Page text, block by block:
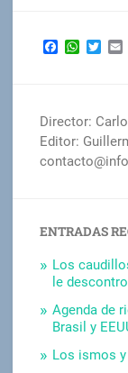
Facebook
Director:
Editor:
ENTRADAS
Los
le
Agenda de
Brasil y
Los ismos